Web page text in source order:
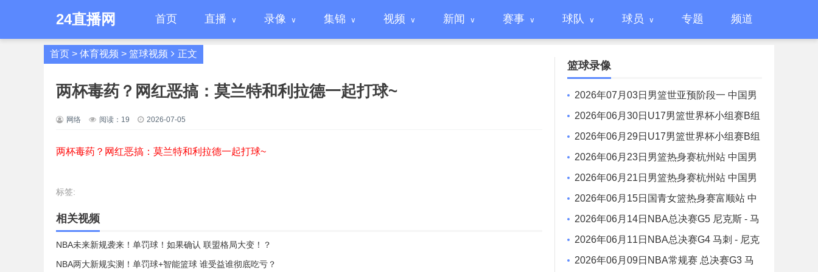
24直播网 首页 直播 录像 集锦 视频 新闻 赛事 球队 球员 专题 频道
首页 > 体育视频 > 篮球视频 正文
两杯毒药？网红恶搞：莫兰特和利拉德一起打球~
网络 阅读： 19 2026-07-05
两杯毒药？网红恶搞：莫兰特和利拉德一起打球~
标签:
相关视频
NBA未来新规袭来！单罚球！如果确认 联盟格局大变！？
NBA两大新规实测！单罚球+智能篮球 谁受益谁彻底吃亏？
篮球录像
2026年07月03日男篮世亚预阶段一 中国男
篮 - 日本男篮 全场录像
2026年06月30日U17男篮世界杯小组赛B组
立陶宛U17男篮 - 中国U17男篮 全场录像
2026年06月29日U17男篮世界杯小组赛B组
中国U17男篮 - 加拿大U17男篮 录像
2026年06月23日男篮热身赛杭州站 中国男
篮 - 荷兰男篮 全场录像
2026年06月21日男篮热身赛杭州站 中国男
篮 - 澳大利亚男篮 全场录像
2026年06月15日国青女篮热身赛富顺站 中
国U17女篮 - 伏伊伏丁那女篮 全场录像
2026年06月14日NBA总决赛G5 尼克斯 - 马
刺 全场录像
2026年06月11日NBA总决赛G4 马刺 - 尼克
斯 全场录像
2026年06月09日NBA常规赛 总决赛G3 马